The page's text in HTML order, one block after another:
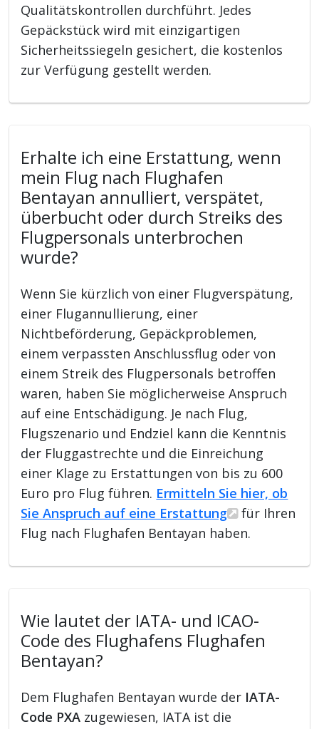
Qualitätskontrollen durchführt. Jedes
Gepäckstück wird mit einzigartigen
Sicherheitssiegeln gesichert, die kostenlos
zur Verfügung gestellt werden.
Erhalte ich eine Erstattung, wenn
mein Flug nach Flughafen
Bentayan annulliert, verspätet,
überbucht oder durch Streiks des
Flugpersonals unterbrochen
wurde?
Wenn Sie kürzlich von einer Flugverspätung,
einer Flugannullierung, einer
Nichtbeförderung, Gepäckproblemen,
einem verpassten Anschlussflug oder von
einem Streik des Flugpersonals betroffen
waren, haben Sie möglicherweise Anspruch
auf eine Entschädigung. Je nach Flug,
Flugszenario und Endziel kann die Kenntnis
der Fluggastrechte und die Einreichung
einer Klage zu Erstattungen von bis zu 600
Euro pro Flug führen. Ermitteln Sie hier, ob
Sie Anspruch auf eine Erstattung
für Ihren
Flug nach Flughafen Bentayan haben.
Wie lautet der IATA- und ICAO-
Code des Flughafens Flughafen
Bentayan?
Dem Flughafen Bentayan wurde der IATA-
Code PXA zugewiesen, IATA ist die